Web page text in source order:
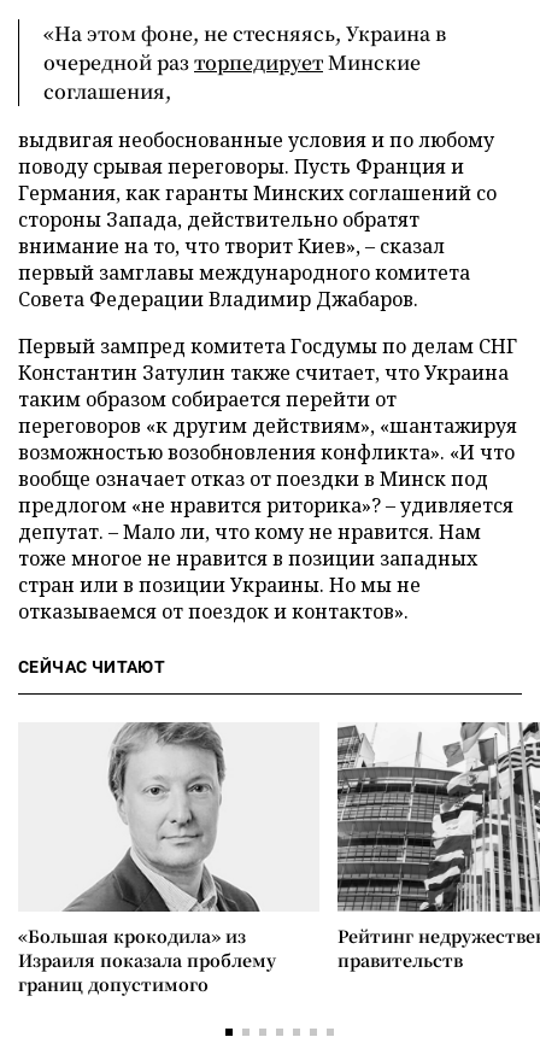
«На этом фоне, не стесняясь, Украина в
очередной разторпедируетМинские
соглашения,
выдвигая необоснованные условия и по любому
поводу срывая переговоры. Пусть Франция и
Германия, как гаранты Минских соглашений со
стороны Запада, действительно обратят
внимание на то, что творит Киев», – сказал
первый замглавы международного комитета
Совета Федерации Владимир Джабаров.
Первый зампред комитета Госдумы по делам СНГ
Константин Затулин также считает, что Украина
таким образом собирается перейти от
переговоров «к другим действиям», «шантажируя
возможностью возобновления конфликта». «И что
вообще означает отказ от поездки в Минск под
предлогом «не нравится риторика»? – удивляется
депутат. – Мало ли, что кому не нравится. Нам
тоже многое не нравится в позиции западных
стран или в позиции Украины. Но мы не
отказываемся от поездок и контактов».
СЕЙЧАС ЧИТАЮТ
«Большая крокодила» из
Израиля показала проблему
границ допустимого
Рейтинг
правительств